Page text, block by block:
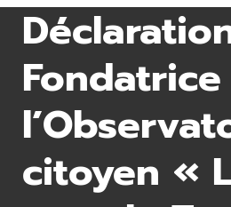
citoyen «